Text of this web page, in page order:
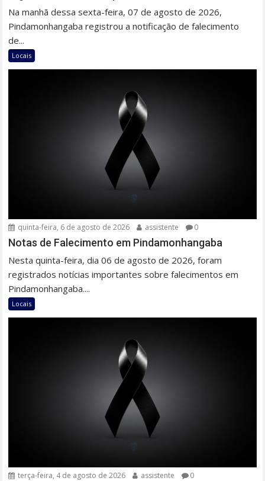
Na manhã dessa sexta-feira, 07 de agosto de 2026,
Pindamonhangaba registrou a notificação de falecimento
de...
Locais
quinta-feira, 6 de agosto de 2026 assistente 0
Notas de Falecimento em Pindamonhangaba
Nesta quinta-feira, dia 06 de agosto de 2026, foram
registrados notícias importantes sobre falecimentos em
Pindamonhangaba....
Locais
terça-feira, 4 de agosto de 2026 assistente 0